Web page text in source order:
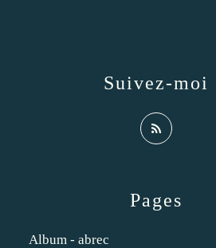
Pages
Album - abrec
Suivez-moi